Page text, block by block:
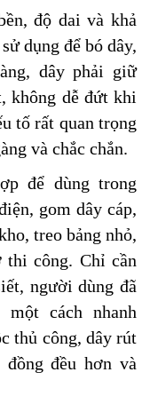
độ dai và khả
dụng để bó dây,
dây phải giữ
không dễ đứt khi
tố rất quan trọng
và chắc chắn.
để dùng trong
gom dây cáp,
treo bảng nhỏ,
thi công. Chỉ cần
người dùng đã
cách nhanh
thủ công, dây rút
đồng đều hơn và